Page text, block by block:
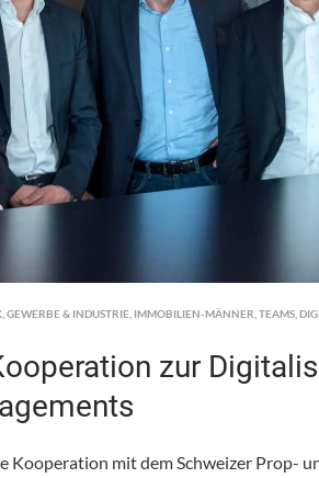
GEWERBE & INDUSTRIE IMMOBILIEN-MÄNNER TEAMS
zur
Kooperation mit dem Schweizer Prop-